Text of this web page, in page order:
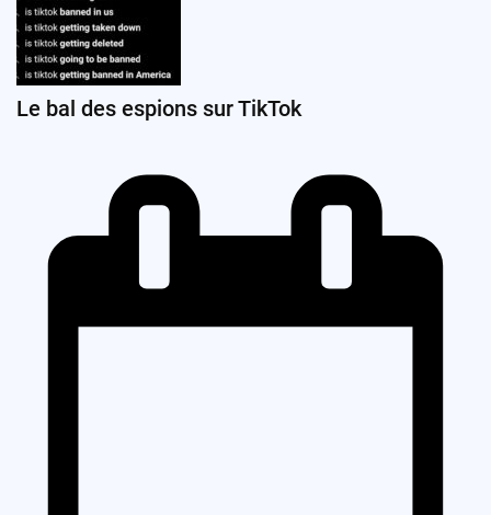
Le bal des espions sur TikTok